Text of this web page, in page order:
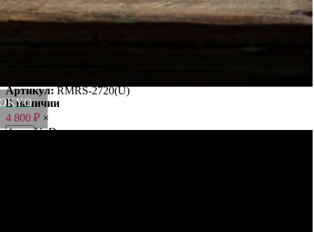
Категория Посуда
Бренд
TOKYO DESIGN
Артикул:RMRS-2720(U)
В наличии
4 800 ₽ ×
UpDown